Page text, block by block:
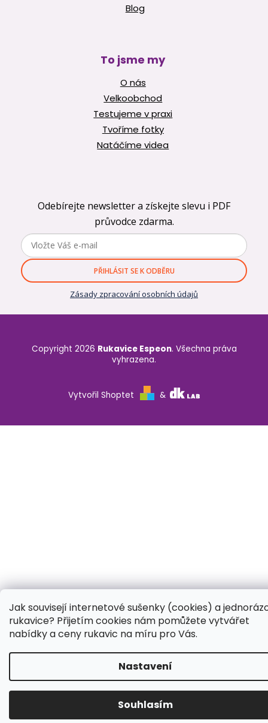
Jak souvisejí internetové sušenky (cookies) a
rukavice? Přijetím cookies nám pomůžete vytvářet
nabídky a ceny rukavic na míru pro Vás.
Nastavení
Souhlasím
Blog
To jsme my
O nás
Velkoobchod
Testujeme v praxi
Tvoříme fotky
Natáčíme videa
Odebírejte newsletter a získejte slevu i PDF
průvodce zdarma.
PŘIHLÁSIT SE K ODBĚRU
Zásady zpracování osobních údajů
Vytvořil Shoptet &
Copyright 2026 Rukavice Espeon. Všechna práva
vyhrazena.